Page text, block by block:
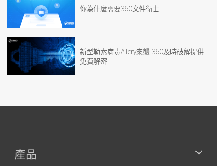
你為什麼需要360文件衛士
新型勒索病毒Allcry來襲 360及時破解提供
免費解密
產品